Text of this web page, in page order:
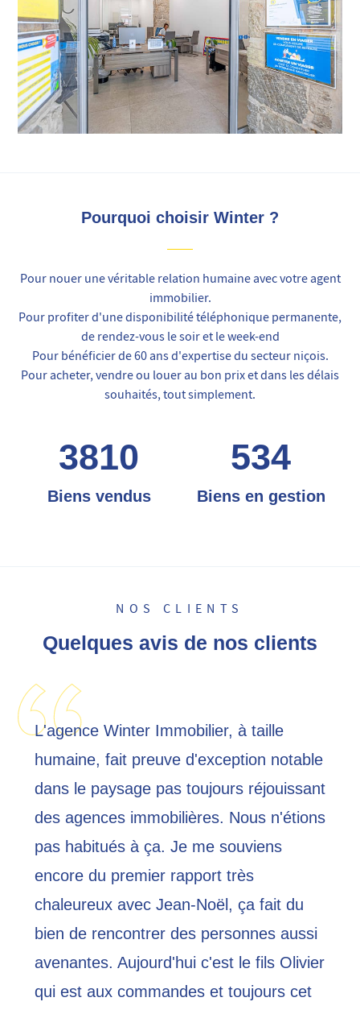
Pourquoi choisir Winter ?
Pour nouer une véritable relation humaine avec votre agent
immobilier.
Pour profiter d'une disponibilité téléphonique permanente,
de rendez-vous le soir et le week-end
Pour bénéficier de 60 ans d'expertise du secteur niçois.
Pour acheter, vendre ou louer au bon prix et dans les délais
souhaités, tout simplement.
3810
Biens vendus
534
Biens en gestion
NOS CLIENTS
Quelques avis de nos clients
L'agence Winter Immobilier, à taille
humaine, fait preuve d'exception notable
dans le paysage pas toujours réjouissant
des agences immobilières. Nous n'étions
pas habitués à ça. Je me souviens
encore du premier rapport très
chaleureux avec Jean-Noël, ça fait du
bien de rencontrer des personnes aussi
avenantes. Aujourd'hui c'est le fils Olivier
qui est aux commandes et toujours cet